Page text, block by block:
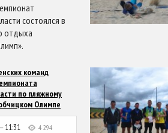
состоялся в
отдыха
команд
по пляжному
Олимпе
— 11:31 4 294